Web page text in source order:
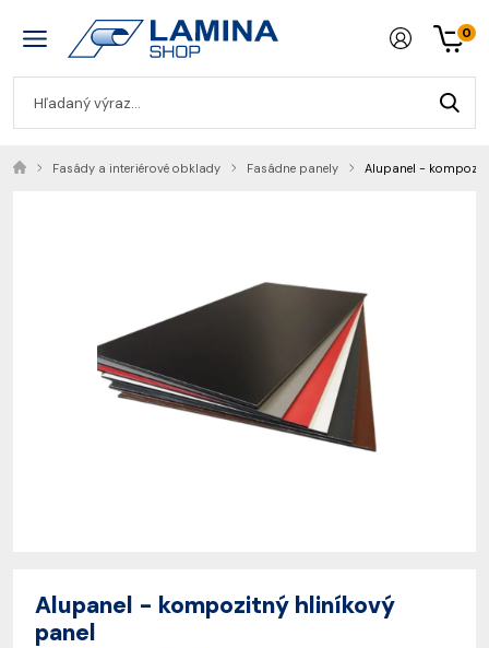
0
Fasády a interiérové obklady Fasádne panely Alupanel -
Alupanel - kompozitný hliníkový
panel